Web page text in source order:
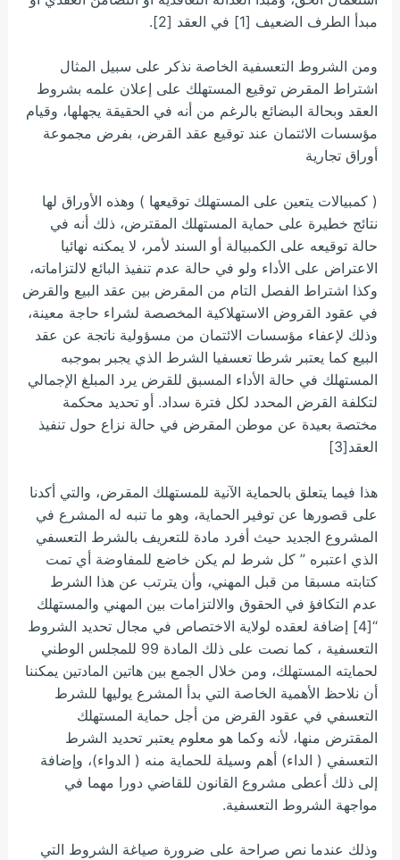
مبدأ الطرف الضعيف [1] في العقد [2].
ومن الشروط التعسفية الخاصة نذكر على سبيل المثال
اشتراط المقرض توقيع المستهلك على إعلان علمه بشروط
العقد وبحالة البضائع بالرغم من أنه في الحقيقة يجهلها، وقيام
مؤسسات الائتمان عند توقيع عقد القرض، بفرض مجموعة
أوراق تجارية
( كمبيالات يتعين على المستهلك توقيعها ) وهذه الأوراق لها
نتائج خطيرة على حماية المستهلك المقترض، ذلك أنه في
حالة توقيعه على الكمبيالة أو السند لأمر، لا يمكنه نهائيا
الاعتراض على الأداء ولو في حالة عدم تنفيذ البائع لالتزاماته،
وكذا اشتراط الفصل التام من المقرض بين عقد البيع والقرض
في عقود القروض الاستهلاكية المخصصة لشراء حاجة معينة،
وذلك لإعفاء مؤسسات الائتمان من مسؤولية ناتجة عن عقد
البيع كما يعتبر شرطا تعسفيا الشرط الذي يجبر بموجبه
المستهلك في حالة الأداء المسبق للقرض يرد المبلغ الإجمالي
لتكلفة القرض المحدد لكل فترة سداد. أو تحديد محكمة
مختصة بعيدة عن موطن المقرض في حالة نزاع حول تنفيذ
العقد[3]
هذا فيما يتعلق بالحماية الآنية للمستهلك المقرض، والتي أكدنا
على قصورها عن توفير الحماية، وهو ما تنبه له المشرع في
المشروع الجديد حيث أفرد مادة للتعريف بالشرط التعسفي
الذي اعتبره ” كل شرط لم يكن خاضع للمفاوضة أي تمت
كتابته مسبقا من قبل المهني، وأن يترتب عن هذا الشرط
عدم التكافؤ في الحقوق والالتزامات بين المهني والمستهلك
“[4] إضافة لعقده لولاية الاختصاص في مجال تحديد الشروط
التعسفية ، كما نصت على ذلك المادة 99 للمجلس الوطني
لحمايته المستهلك، ومن خلال الجمع بين هاتين المادتين يمكننا
أن نلاحظ الأهمية الخاصة التي بدأ المشرع يوليها للشرط
التعسفي في عقود القرض من أجل حماية المستهلك
المقترض منها، لأنه وكما هو معلوم يعتبر تحديد الشرط
التعسفي ( الداء) أهم وسيلة للحماية منه ( الدواء)، وإضافة
إلى ذلك أعطى مشروع القانون للقاضي دورا مهما في
مواجهة الشروط التعسفية.
وذلك عندما نص صراحة على ضرورة صياغة الشروط التي